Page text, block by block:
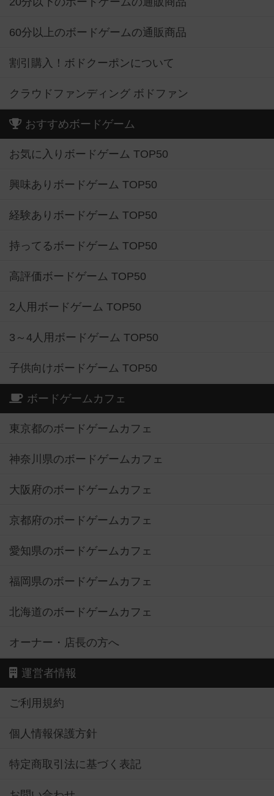
60分以上のボードゲームの通販商品
割引購入！ボドクーポンについて
クラウドファンディング ボドファン
おすすめボードゲーム
お気に入りボードゲーム TOP50
興味ありボードゲーム TOP50
経験ありボードゲーム TOP50
持ってるボードゲーム TOP50
高評価ボードゲーム TOP50
2人用ボードゲーム TOP50
3～4人用ボードゲーム TOP50
子供向けボードゲーム TOP50
ボードゲームカフェ
東京都のボードゲームカフェ
神奈川県のボードゲームカフェ
大阪府のボードゲームカフェ
京都府のボードゲームカフェ
愛知県のボードゲームカフェ
福岡県のボードゲームカフェ
北海道のボードゲームカフェ
オーナー・店長の方へ
運営者情報
ご利用規約
個人情報保護方針
特定商取引法に基づく表記